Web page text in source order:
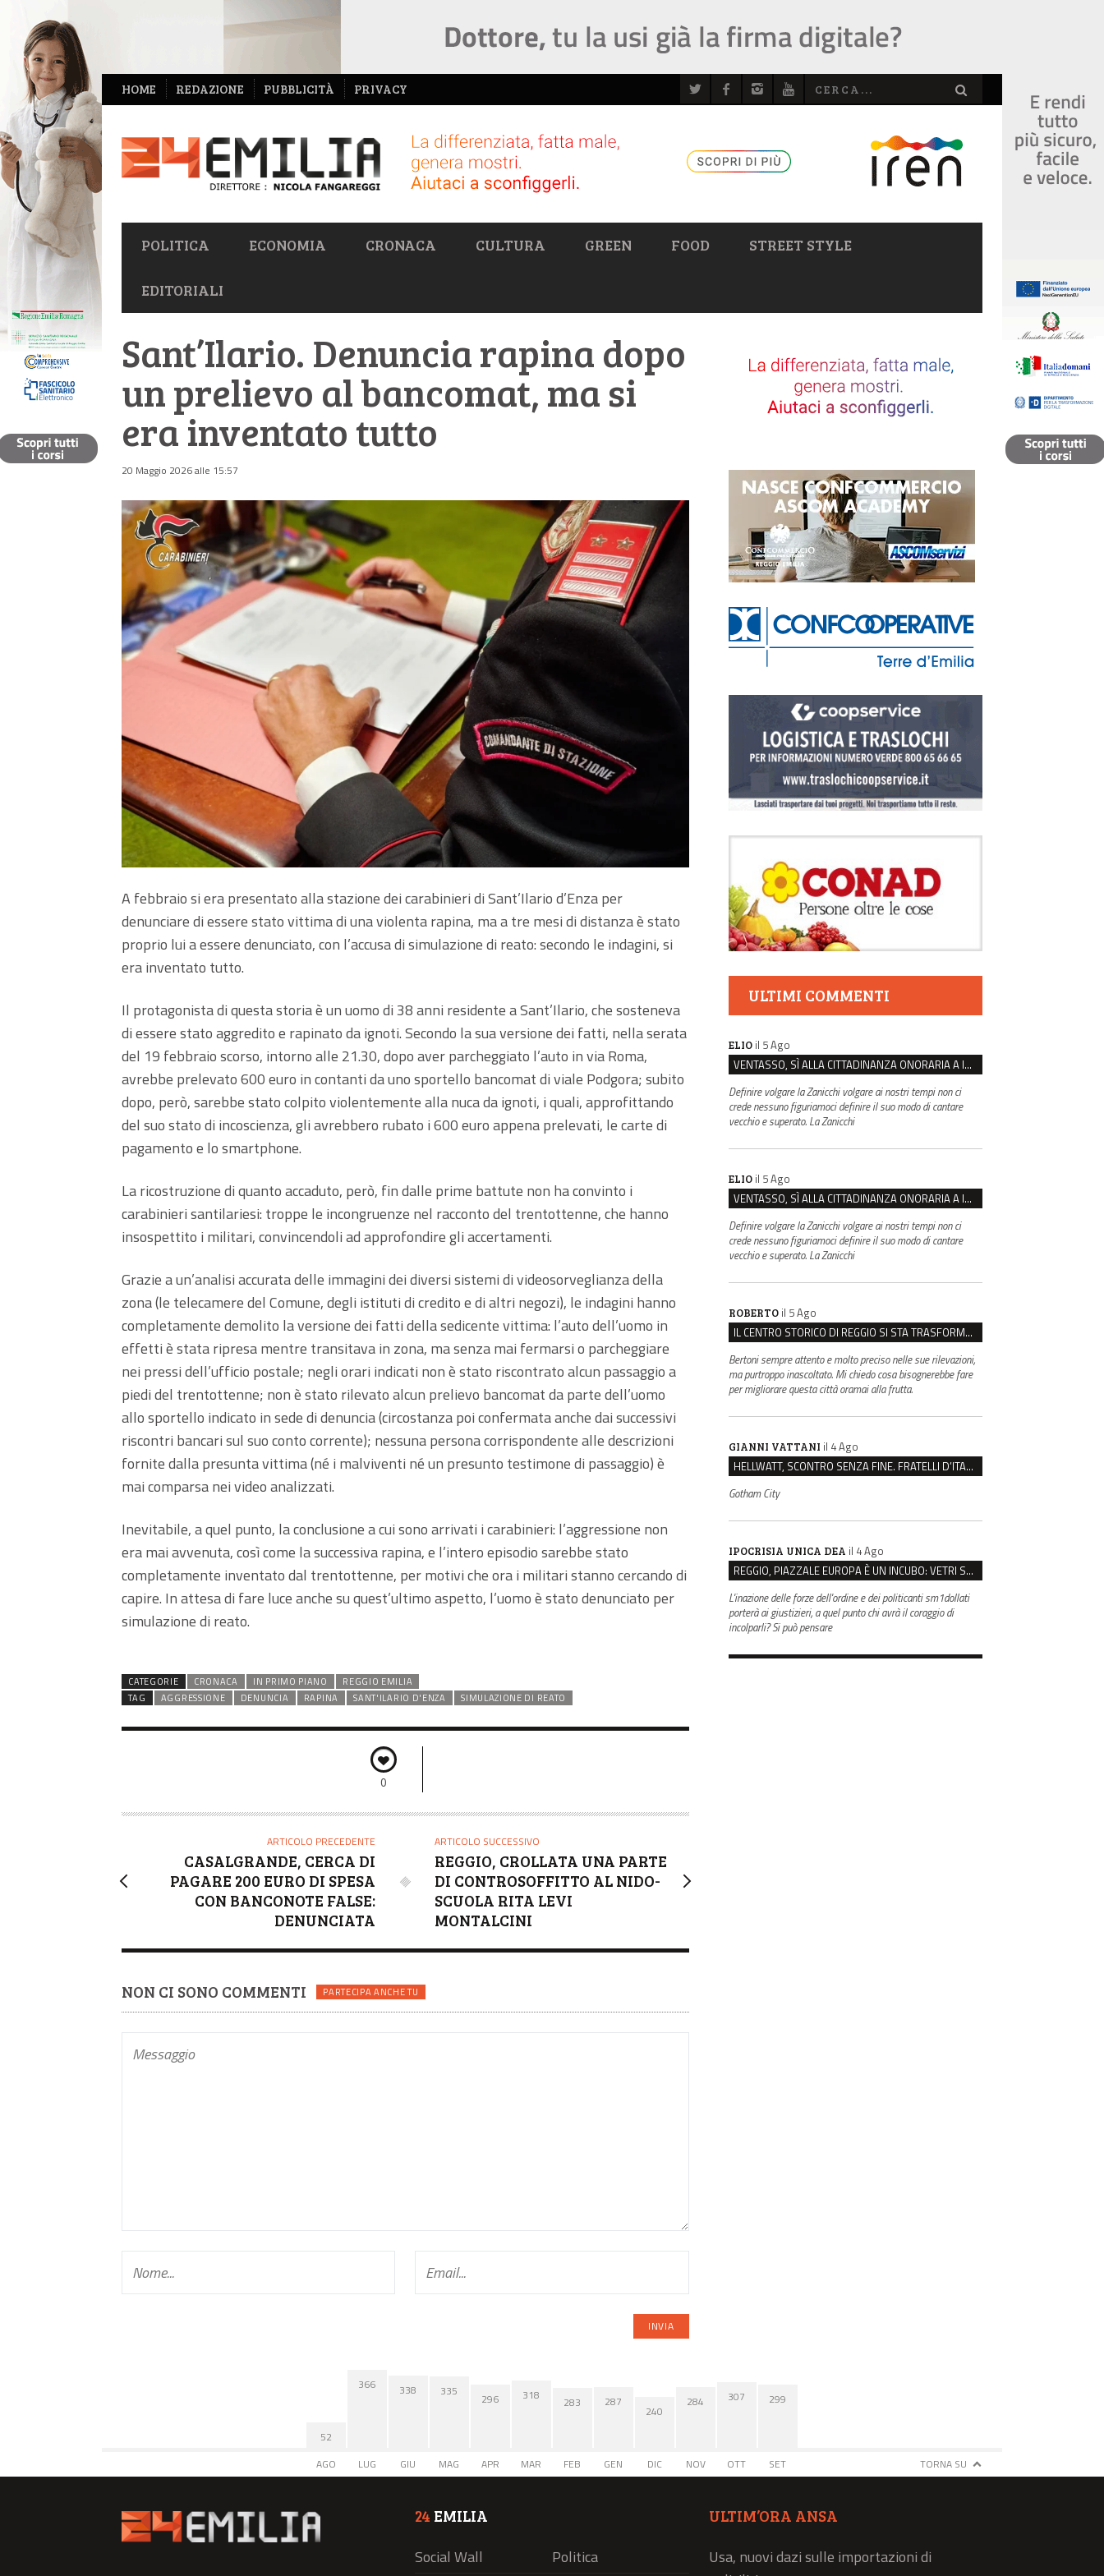
NAVIGAZIONE
SECONDARIA
HOME REDAZIONE PUBBLICITÀ PRIVACY
NAVIGAZIONE
PRIMARIA
POLITICA ECONOMIA CRONACA CULTURA GREEN FOOD STREET STYLE
EDITORIALI
Sant’Ilario. Denuncia rapina dopo
un prelievo al bancomat, ma si
era inventato tutto
20 Maggio 2026 alle 15:57
A febbraio si era presentato alla stazione dei carabinieri di Sant’Ilario d’Enza per
denunciare di essere stato vittima di una violenta rapina, ma a tre mesi di distanza è stato
proprio lui a essere denunciato, con l’accusa di simulazione di reato: secondo le indagini, si
era inventato tutto.
Il protagonista di questa storia è un uomo di 38 anni residente a Sant’Ilario, che sosteneva
di essere stato aggredito e rapinato da ignoti. Secondo la sua versione dei fatti, nella serata
del 19 febbraio scorso, intorno alle 21.30, dopo aver parcheggiato l’auto in via Roma,
avrebbe prelevato 600 euro in contanti da uno sportello bancomat di viale Podgora; subito
dopo, però, sarebbe stato colpito violentemente alla nuca da ignoti, i quali, approfittando
del suo stato di incoscienza, gli avrebbero rubato i 600 euro appena prelevati, le carte di
pagamento e lo smartphone.
La ricostruzione di quanto accaduto, però, fin dalle prime battute non ha convinto i
carabinieri santilariesi: troppe le incongruenze nel racconto del trentottenne, che hanno
insospettito i militari, convincendoli ad approfondire gli accertamenti.
Grazie a un’analisi accurata delle immagini dei diversi sistemi di videosorveglianza della
zona (le telecamere del Comune, degli istituti di credito e di altri negozi), le indagini hanno
completamente demolito la versione dei fatti della sedicente vittima: l’auto dell’uomo in
effetti è stata ripresa mentre transitava in zona, ma senza mai fermarsi o parcheggiare
nei pressi dell’ufficio postale; negli orari indicati non è stato riscontrato alcun passaggio a
piedi del trentottenne; non è stato rilevato alcun prelievo bancomat da parte dell’uomo
allo sportello indicato in sede di denuncia (circostanza poi confermata anche dai successivi
riscontri bancari sul suo conto corrente); nessuna persona corrispondente alle descrizioni
fornite dalla presunta vittima (né i malviventi né un presunto testimone di passaggio) è
mai comparsa nei video analizzati.
Inevitabile, a quel punto, la conclusione a cui sono arrivati i carabinieri: l’aggressione non
era mai avvenuta, così come la successiva rapina, e l’intero episodio sarebbe stato
completamente inventato dal trentottenne, per motivi che ora i militari stanno cercando di
capire. In attesa di fare luce anche su quest’ultimo aspetto, l’uomo è stato denunciato per
simulazione di reato.
CATEGORIE CRONACA IN PRIMO PIANO
REGGIO EMILIA
TAG
AGGRESSIONE DENUNCIA RAPINA SANT'ILARIO D'ENZA SIMULAZIONE DI REATO
0
ARTICOLO PRECEDENTE
CASALGRANDE, CERCA DI
PAGARE 200 EURO DI SPESA
CON BANCONOTE FALSE:
DENUNCIATA
ARTICOLO SUCCESSIVO
REGGIO, CROLLATA UNA PARTE
DI CONTROSOFFITTO AL NIDO-
SCUOLA RITA LEVI
MONTALCINI
NON CI SONO COMMENTI PARTECIPA ANCHE TU
ULTIMI COMMENTI
ELIO il 5 Ago
VENTASSO, SÌ ALLA CITTADINANZA ONORARIA A IVA ZANICCHI. MA BARGIACCHI: “È DI PESSIMO GUSTO”
Definire volgare la Zanicchi volgare ai nostri tempi non ci
crede nessuno figuriamoci definire il suo modo di cantare
vecchio e superato. La Zanicchi
ELIO il 5 Ago
VENTASSO, SÌ ALLA CITTADINANZA ONORARIA A IVA ZANICCHI. MA BARGIACCHI: “È DI PESSIMO GUSTO”
Definire volgare la Zanicchi volgare ai nostri tempi non ci
crede nessuno figuriamoci definire il suo modo di cantare
vecchio e superato. La Zanicchi
ROBERTO il 5 Ago
IL CENTRO STORICO DI REGGIO SI STA TRASFORMANDO, E NON IN MEGLIO
Bertoni sempre attento e molto preciso nelle sue rilevazioni,
ma purtroppo inascoltato. Mi chiedo cosa bisognerebbe fare
per migliorare questa città oramai alla frutta.
GIANNI VATTANI il 4 Ago
HELLWATT, SCONTRO SENZA FINE. FRATELLI D’ITALIA: “MILANI PORTA DOCUMENTI, DE FRANCO INSULTI”
Gotham City
IPOCRISIA UNICA DEA il 4 Ago
REGGIO, PIAZZALE EUROPA È UN INCUBO: VETRI SPACCATI E FURTI SULLE AUTO IN SOSTA
L'inazione delle forze dell'ordine e dei politicanti sm1dollati
porterà ai giustizieri, a quel punto chi avrà il coraggio di
incolparli? Si può pensare
52
AGO
366
LUG
338
GIU
335
MAG
296
APR
318
MAR
283
FEB
287
GEN
240
DIC
284
NOV
307
OTT
299
SET TORNA SU
24 EMILIA
Social Wall Politica
ULTIM’ORA ANSA
Usa, nuovi dazi sulle importazioni di